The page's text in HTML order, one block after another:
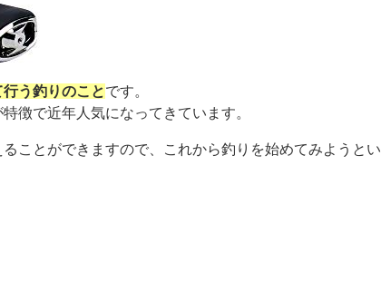
う釣りのことです。
徴で近年人気になってきています。
ことができますので、これから釣りを始めてみようとい